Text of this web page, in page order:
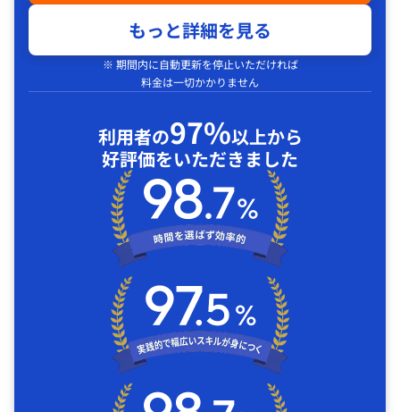
もっと詳細を見る
※ 期間内に自動更新を停止いただければ
料金は一切かかりません
利用者の97%以上から
好評価をいただきました